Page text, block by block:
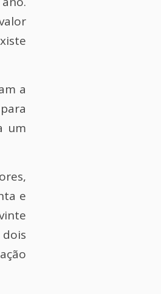
a
um
e